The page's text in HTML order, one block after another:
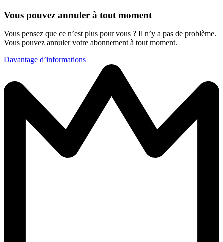
Vous pouvez annuler à tout moment
Vous pensez que ce n’est plus pour vous ? Il n’y a pas de problème.
Vous pouvez annuler votre abonnement à tout moment.
Davantage d’informations